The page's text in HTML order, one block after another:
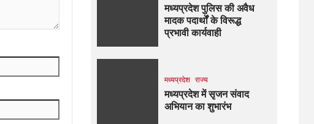
मध्यप्रदेश पुलिस की अवैध
मादक पदार्थों के विरूद्ध
प्रभावी कार्यवाही
मध्यप्रदेश राज्य
मध्यप्रदेश में सृजन संवाद
अभियान का शुभारंभ